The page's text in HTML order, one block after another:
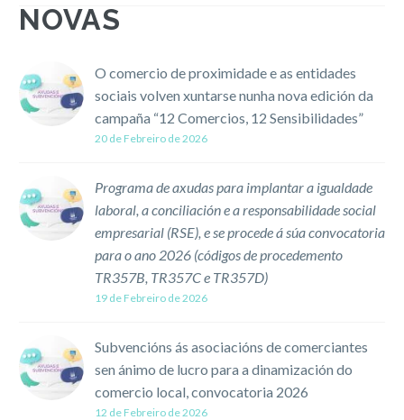
celebracións da IV
edición da Festa do
Banquete darán comezo
Banquete, no que…
NOVAS
O comercio de proximidade e as entidades
sociais volven xuntarse nunha nova edición da
campaña “12 Comercios, 12 Sensibilidades”
20 de Febreiro de 2026
Programa de axudas para implantar a igualdade
laboral, a conciliación e a responsabilidade social
empresarial (RSE), e se procede á súa convocatoria
para o ano 2026 (códigos de procedemento
TR357B, TR357C e TR357D)
19 de Febreiro de 2026
Subvencións ás asociacións de comerciantes
sen ánimo de lucro para a dinamización do
comercio local, convocatoria 2026
12 de Febreiro de 2026